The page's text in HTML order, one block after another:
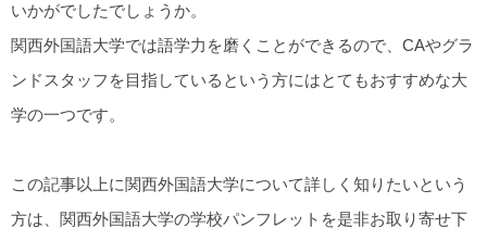
いかがでしたでしょうか。
関西外国語大学では語学力を磨くことができるので、CAやグラ
ンドスタッフを目指しているという方にはとてもおすすめな大
学の一つです。
この記事以上に関西外国語大学について詳しく知りたいという
方は、関西外国語大学の学校パンフレットを是非お取り寄せ下